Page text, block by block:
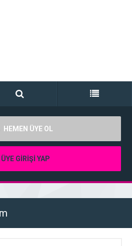
HEMEN ÜYE OL
ÜYE GİRİŞİ YAP